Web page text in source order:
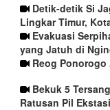
Detik-detik Si
Lingkar Timur,
Evakuasi
yang Jatuh di
Reog
Bekuk 5
Ratusan Pil